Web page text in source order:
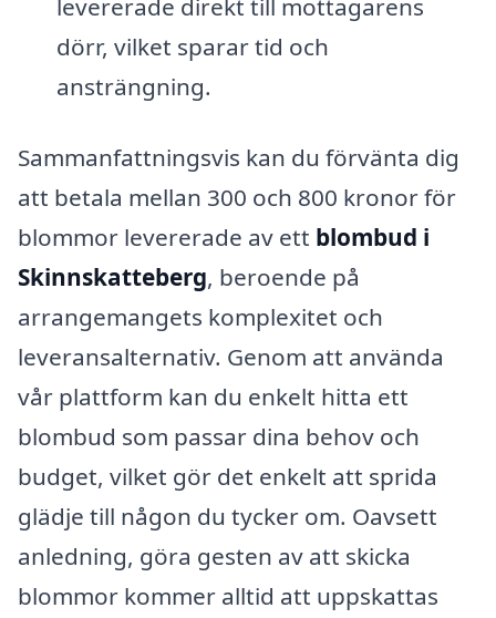
levererade direkt till mottagarens
dörr, vilket sparar tid och
ansträngning.
Sammanfattningsvis kan du förvänta dig
att betala mellan 300 och 800 kronor för
blommor levererade av ett blombud i
Skinnskatteberg, beroende på
arrangemangets komplexitet och
leveransalternativ. Genom att använda
vår plattform kan du enkelt hitta ett
blombud som passar dina behov och
budget, vilket gör det enkelt att sprida
glädje till någon du tycker om. Oavsett
anledning, göra gesten av att skicka
blommor kommer alltid att uppskattas